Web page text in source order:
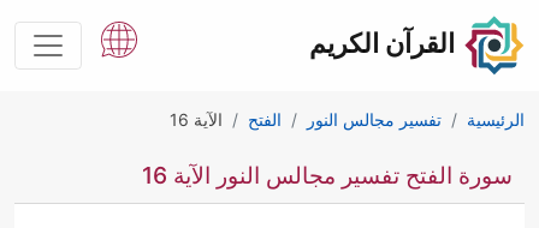
القرآن الكريم
الرئيسية تفسير مجالس النور الفتح الآية 16
سورة الفتح تفسير مجالس النور الآية 16